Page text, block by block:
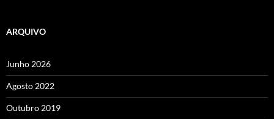
ARQUIVO
Junho 2026
Agosto 2022
Outubro 2019